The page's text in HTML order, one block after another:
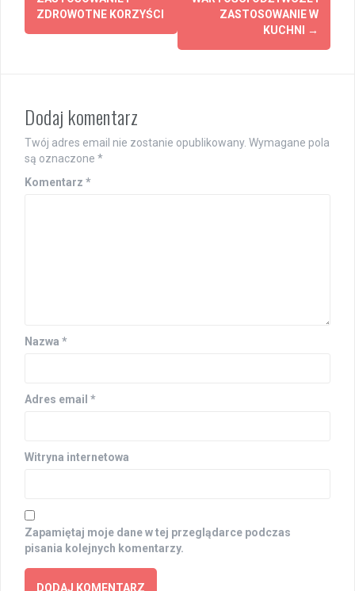
ZDROWOTNE KORZYŚCI
ZASTOSOWANIE W
KUCHNI →
Dodaj komentarz
Twój adres email nie zostanie opublikowany. Wymagane pola
są oznaczone *
Komentarz *
Nazwa *
Adres email *
Witryna internetowa
Zapamiętaj moje dane w tej przeglądarce podczas
pisania kolejnych komentarzy.